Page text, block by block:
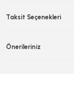
Taksit Seçenekleri
Önerileriniz